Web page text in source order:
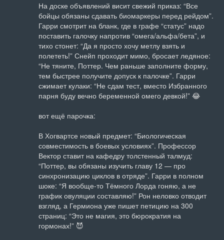
На доске объявлений висит свежий приказ: “Все
бойцы обязаны сдавать биомаркеры перед рейдом”.
Гарри смотрит на бланк, где в графе “статус” надо
поставить галочку напротив “омега/альфа/бета”, и
тихо стонет: “Да я просто хочу метлу взять и
полететь!” Снейп проходит мимо, бросает ледяное:
“Не тяните, Поттер. Чем раньше заполните форму,
тем быстрее получите допуск к палочке”. Гарри
сжимает кулаки: “Не сдам тест, вместо Избранного
парня буду вечно беременной омего девкой!” 😂
вот ещё парочка:
В Хогвартсе новый предмет: “Биологическая
совместимость в боевых условиях”. Профессор
Вектор ставит на кафедру толстенный талмуд:
“Поттер, вы обязаны изучить главу 12 — про
синхронизацию циклов в отряде”. Гарри в полном
шоке: “Я вообще-то Тёмного Лорда гоняю, а не
график овуляции составляю!” Рон неловко отводит
взгляд, а Гермиона уже пишет петицию на 300
страниц: “Это не магия, это бюрократия на
гормонах!” 😈